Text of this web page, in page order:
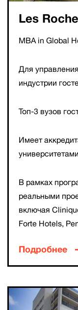
Les
MBA in Global
Для
индустрии
Топ-3 вузов
Имеет
В рамках
реальными
включая
Forte Hotels,
Подробнее